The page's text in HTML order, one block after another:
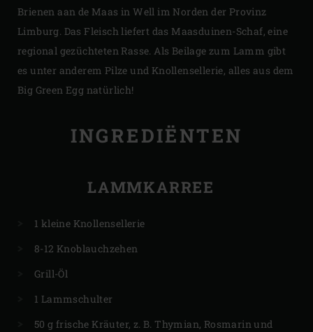
Brienen aan de Maas in Well im Norden der Provinz
Limburg. Das Fleisch liefert das Maasduinen-Schaf, eine
regional gezüchteten Rasse. Als Beilage zum Lamm gibt
es unter anderem Pilze und Knollensellerie, alles aus dem
Big Green Egg natürlich!
INGREDIËNTEN
LAMMKARREE
1 kleine Knollensellerie
8-12 Knoblauchzehen
Grill-Öl
1 Lammschulter
50 g frische Kräuter, z. B. Thymian, Rosmarin und